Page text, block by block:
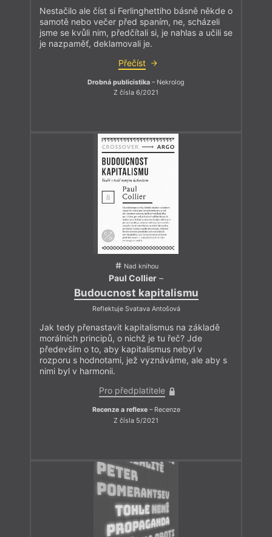
Nestačilo ale číst si Ferlinghettiho básně někde o
samotě nebo večer před spaním, ne, scházeli
jsme se kvůli nim, předčítali si, je nahlas a učili se
je nazpaměť, deklamovali je.
Přečíst
Drobná publicistika – Nekrolog
Z čísla 6/2021
Nad knihou
Paul Collier –
Budoucnost kapitalismu
Reflektuje Svatava Antošová
Jak tedy přenastavit kapitalismus na základě
morálních principů, o nichž je tu řeč? Jde
především o to, aby kapitalismus nebyl v
rozporu s hodnotami, jež vyznáváme, ale aby s
nimi byl v harmonii.
Pro předplatitele
Recenze a reflexe– Recenze
Z čísla 5/2021